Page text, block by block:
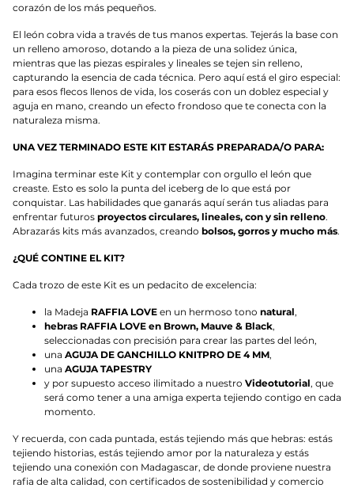
corazón de los más pequeños.
El león cobra vida a través de tus manos expertas. Tejerás la base con
un relleno amoroso, dotando a la pieza de una solidez única,
mientras que las piezas espirales y lineales se tejen sin relleno,
capturando la esencia de cada técnica. Pero aquí está el giro especial:
para esos flecos llenos de vida, los coserás con un doblez especial y
aguja en mano, creando un efecto frondoso que te conecta con la
naturaleza misma.
UNA VEZ TERMINADO ESTE KIT ESTARÁS PREPARADA/O PARA:
Imagina terminar este Kit y contemplar con orgullo el león que
creaste. Esto es solo la punta del iceberg de lo que está por
conquistar. Las habilidades que ganarás aquí serán tus aliadas para
enfrentar futuros proyectos circulares, lineales, con y sin relleno.
Abrazarás kits más avanzados, creando bolsos, gorros y mucho más.
¿QUÉ CONTINE EL KIT?
Cada trozo de este Kit es un pedacito de excelencia:
la Madeja RAFFIA LOVE en un hermoso tono natural,
hebras RAFFIA LOVE en Brown, Mauve & Black,
seleccionadas con precisión para crear las partes del león,
una AGUJA DE GANCHILLO KNITPRO DE 4 MM,
una AGUJA TAPESTRY
y por supuesto acceso ilimitado a nuestro Videotutorial, que
será como tener a una amiga experta tejiendo contigo en cada
momento.
Y recuerda, con cada puntada, estás tejiendo más que hebras: estás
tejiendo historias, estás tejiendo amor por la naturaleza y estás
tejiendo una conexión con Madagascar, de donde proviene nuestra
rafia de alta calidad, con certificados de sostenibilidad y comercio